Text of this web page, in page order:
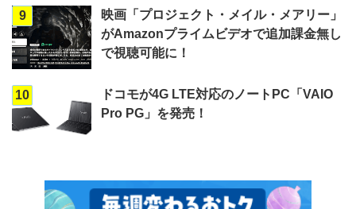
9
映画「プロジェクト・メイル・メアリー」
がAmazonプライムビデオで追加課金無し
で視聴可能に！
10
ドコモが4G LTE対応のノートPC「VAIO
Pro PG」を発売！